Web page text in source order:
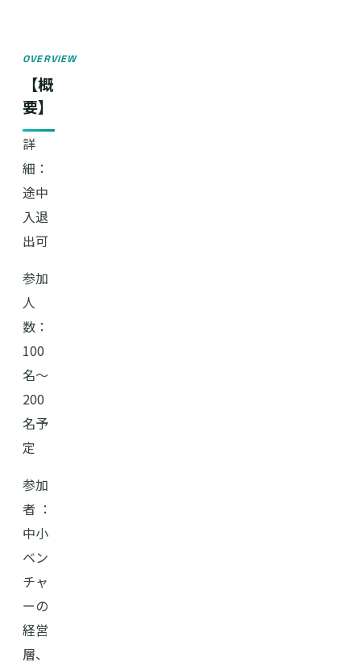
OVERVIEW
【概
要】
詳
細：
途中
入退
出可
参加
人
数：
100
名～
200
名予
定
参加
者 ：
中小
ベン
チャ
ーの
経営
層、